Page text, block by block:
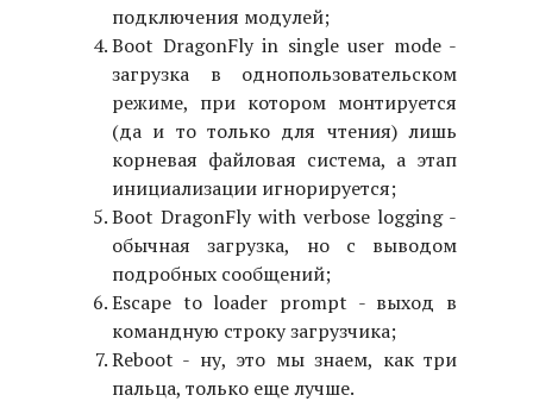
подключения модулей;
Boot DragonFly in single user mode -
загрузка в однопользовательском
режиме, при котором монтируется
(да и то только для чтения) лишь
корневая файловая система, а этап
инициализации игнорируется;
Boot DragonFly with verbose logging -
обычная загрузка, но с выводом
подробных сообщений;
Escape to loader prompt - выход в
командную строку загрузчика;
Reboot - ну, это мы знаем, как три
пальца, только еще лучше.